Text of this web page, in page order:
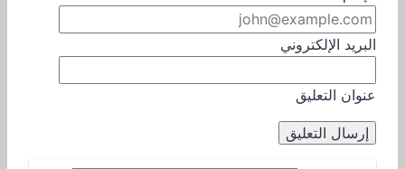
البريد الإلكتروني
عنوان التعليق